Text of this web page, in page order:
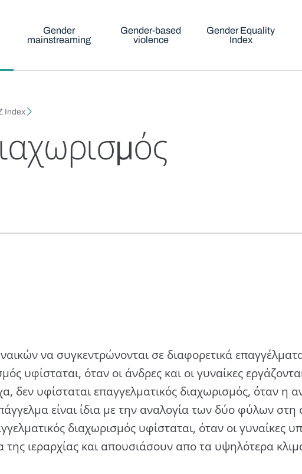
Gender
mainstreaming
Gender-based
violence
Gender Equality
Index
Index
να συγκεντρώνονται σε διαφορετικά
υφίσταται, όταν οι άνδρες και οι γυναίκες
δεν υφίσταται επαγγελµατικός διαχωρισµός, όταν η
είναι ίδια µε την αναλογία των δύο φύλων στη
διαχωρισμός υφίσταται, όταν οι γυναίκες
ιεραρχίας και απουσιάσουν απο τα υψηλότερα